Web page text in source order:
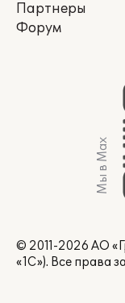
Партнеры
Форум
Мы в Max
© 2011-2026 АО
«1С»). Все права